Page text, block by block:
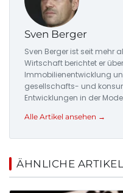
Sven Berger
Sven Berger ist seit mehr
Wirtschaft berichtet er
Immobilienentwicklung
gesellschafts- und
Entwicklungen in der
Alle Artikel ansehen →
ÄHNLICHE ARTIKEL